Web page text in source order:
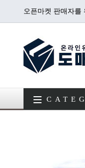
오픈마켓 판매자를